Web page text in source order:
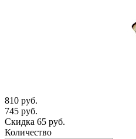
810 руб.
745 руб.
Скидка 65 руб.
Количество